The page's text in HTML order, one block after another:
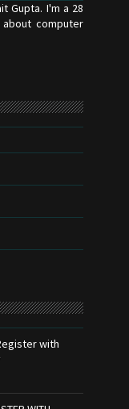
Gupta. I'm a 28
computer
with